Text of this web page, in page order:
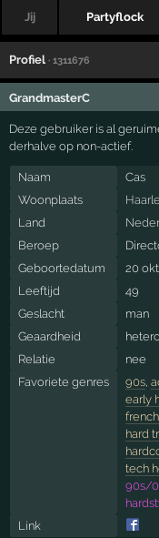
Jij Partyflock
Profiel · 1311676
GrandmasterC
Deze gebruiker is al
derhalve op non-actief.
Naam
Cas
Woonplaats
Land
Beroep
Geboortedatum
20
Leeftijd
49
Geslacht
man
Geaardheid
Relatie
nee
Favoriete genres
90s,
early
hard
tech
90s/
Link